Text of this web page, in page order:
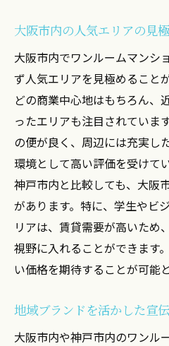
大阪市内の人気エリアの見
大阪市内でワンルームマンシ
ず人気エリアを見極めること
どの商業中心地はもちろん、
ったエリアも注目されていま
の便が良く、周辺には充実し
環境として高い評価を受けて
神戸市内と比較しても、大阪
があります。特に、学生やビ
リアは、賃貸需要が高いため
視野に入れることができます
い価格を期待することが可能
地域ブランドを活かした宣
大阪市内や神戸市内のワンル